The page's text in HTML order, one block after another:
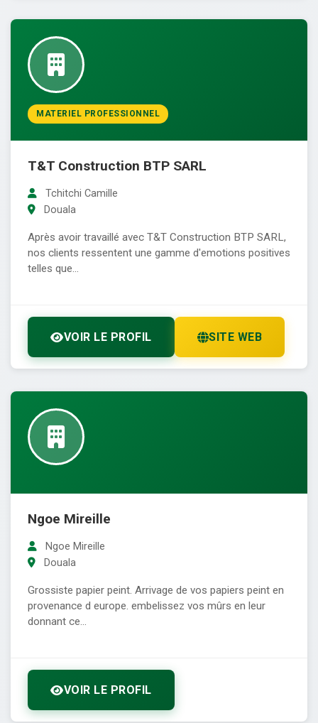
MATERIEL PROFESSIONNEL
T&T Construction BTP SARL
Tchitchi Camille
Douala
Après avoir travaillé avec T&T Construction BTP SARL,
nos clients ressentent une gamme d'emotions positives
telles que...
VOIR LE PROFIL SITE WEB
Ngoe Mireille
Ngoe Mireille
Douala
Grossiste papier peint. Arrivage de vos papiers peint en
provenance d europe. embelissez vos mûrs en leur
donnant ce...
VOIR LE PROFIL